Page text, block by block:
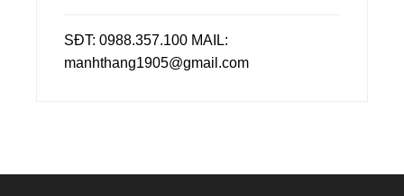
SĐT: 0988.357.100 MAIL:
manhthang1905@gmail.com